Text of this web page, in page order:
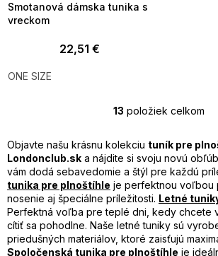
Smotanová dámska tunika s
vreckom
22,51 €
ONE SIZE
O
l
á
d
a
c
i
e
p
r
13 položiek celkom
Objavte našu krásnu kolekciu tuník pre
Londonclub.sk a nájdite si svoju novú
vám dodá sebavedomie a štýl pre každú
tunika pre plnoštíhle je perfektnou voľbou
nosenie aj špeciálne príležitosti. Letné
Perfektná voľba pre teplé dni, kedy chcete
cítiť sa pohodlne. Naše letné tuniky sú
priedušných materiálov, ktoré zaisťujú
Spoločenská tunika pre plnoštíhle je